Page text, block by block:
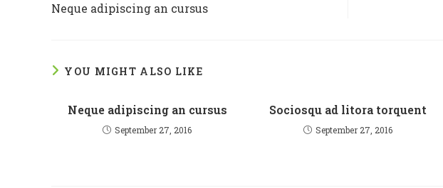
articles
Neque adipiscing an cursus
YOU MIGHT ALSO LIKE
Neque adipiscing an cursus
September 27, 2016
Sociosqu ad litora torquent
September 27, 2016